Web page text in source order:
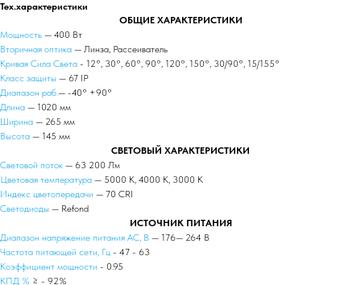
Тех.характеристики
ОБЩИЕ ХАРАКТЕРИСТИКИ
Мощность — 400 Вт
Вторичная оптика — Линза, Рассеиватель
Кривая Сила Света - 12°, 30°, 60°, 90°, 120°, 150°, 30/90°, 15/155°
Класс защиты — 67 IP
Диапазон раб.— -40° +90°
Длина — 1020 мм
Ширина — 265 мм
Высота — 145 мм
СВЕТОВЫЙ ХАРАКТЕРИСТИКИ
Световой поток — 63 200 Лм
Цветовая температура — 5000 К, 4000 К, 3000 К
Индекс цветопередачи — 70 CRI
Светодиоды — Refond
ИСТОЧНИК ПИТАНИЯ
Диапазон напряжение питания АС, В — 176— 264 В
Частота питающей сети, Гц - 47 - 63
Коэффициент мощности - 0.95
КПД % ≥ - 92%